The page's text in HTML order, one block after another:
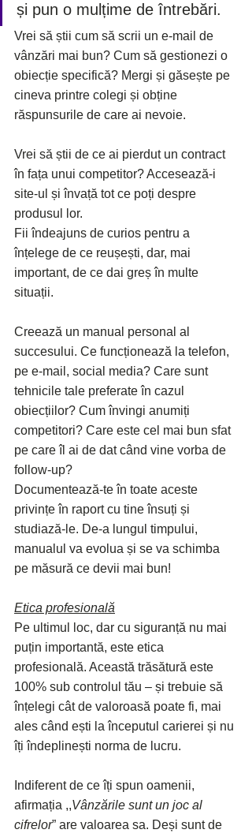
și pun o mulțime de întrebări.
Vrei să știi cum să scrii un e-mail de
vânzări mai bun? Cum să gestionezi o
obiecție specifică? Mergi și găsește pe
cineva printre colegi și obține
răspunsurile de care ai nevoie.
Vrei să știi de ce ai pierdut un contract
în fața unui competitor? Accesează-i
site-ul și învață tot ce poți despre
produsul lor.
Fii îndeajuns de curios pentru a
înțelege de ce reușești, dar, mai
important, de ce dai greș în multe
situații.
Creează un manual personal al
succesului. Ce funcționează la telefon,
pe e-mail, social media? Care sunt
tehnicile tale preferate în cazul
obiecțiilor? Cum învingi anumiți
competitori? Care este cel mai bun sfat
pe care îl ai de dat când vine vorba de
follow-up?
Documentează-te în toate aceste
privințe în raport cu tine însuți și
studiază-le. De-a lungul timpului,
manualul va evolua și se va schimba
pe măsură ce devii mai bun!
Etica profesională
Pe ultimul loc, dar cu siguranță nu mai
puțin importantă, este etica
profesională. Această trăsătură este
100% sub controlul tău – și trebuie să
înțelegi cât de valoroasă poate fi, mai
ales când ești la începutul carierei și nu
îți îndeplinești norma de lucru.
Indiferent de ce îți spun oamenii,
afirmația ,,Vânzările sunt un joc al
cifrelor” are valoarea sa. Deși sunt de